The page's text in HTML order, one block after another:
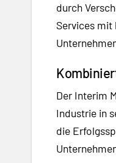
durch
Services
Der Interim
Industrie in
die